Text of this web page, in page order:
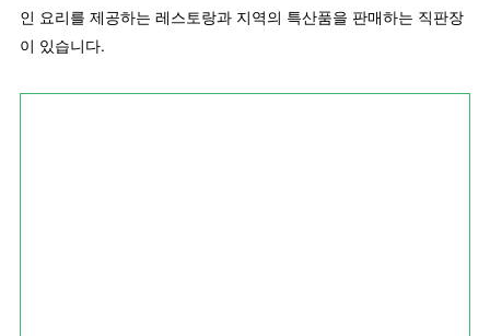
인 요리를 제공하는 레스토랑과 지역의 특산품을 판매하는 직판장
이 있습니다.